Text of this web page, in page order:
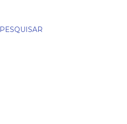
PESQUISAR